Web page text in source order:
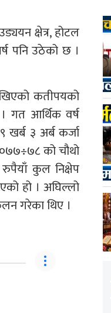
क्षेत्र, होटल
पनि उठेको छ ।
कतीपयको
गत आर्थिक वर्ष
३ अर्ब कर्जा
को चौथो
कुल निक्षेप
हो । अघिल्लो
गरेका थिए ।